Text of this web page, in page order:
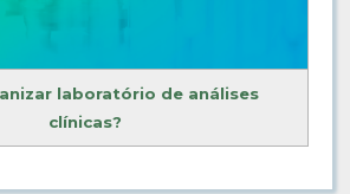
laboratório de análises
clínicas?